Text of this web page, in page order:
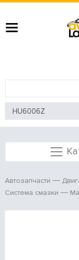
Автозапчасти
Система смазки